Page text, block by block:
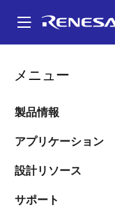
ン
メニュー
製品情報
アプリケーション
設計リソース
サポート
パ
ン
く
ず
大型ディスプレイを
大型ディ
たハイエ
ィックス
る「R-